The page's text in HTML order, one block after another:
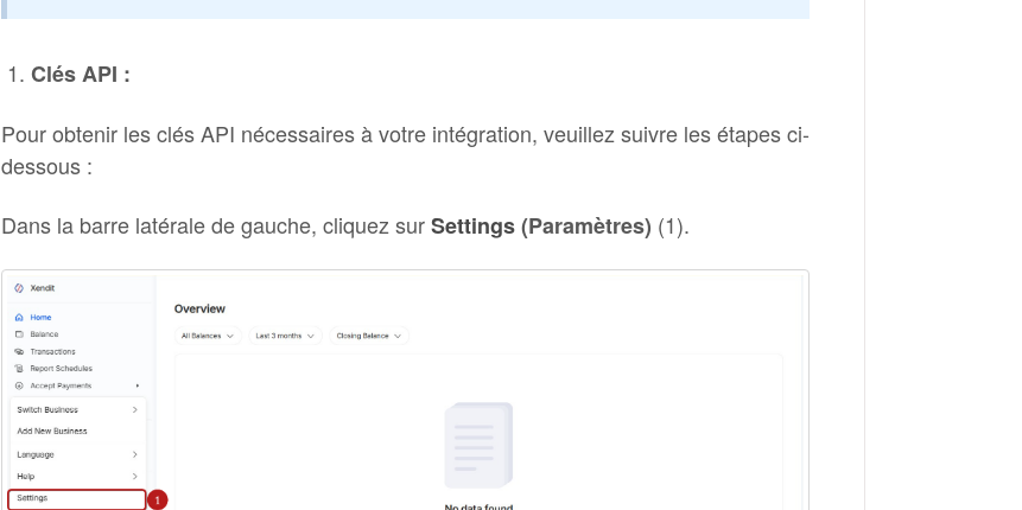
Clés API :
Pour obtenir les clés API nécessaires à votre intégration, veuillez suivre les étapes ci-
dessous :
Dans la barre latérale de gauche, cliquez surSettings(Paramètres) (1).